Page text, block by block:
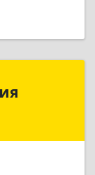
Победы пл,